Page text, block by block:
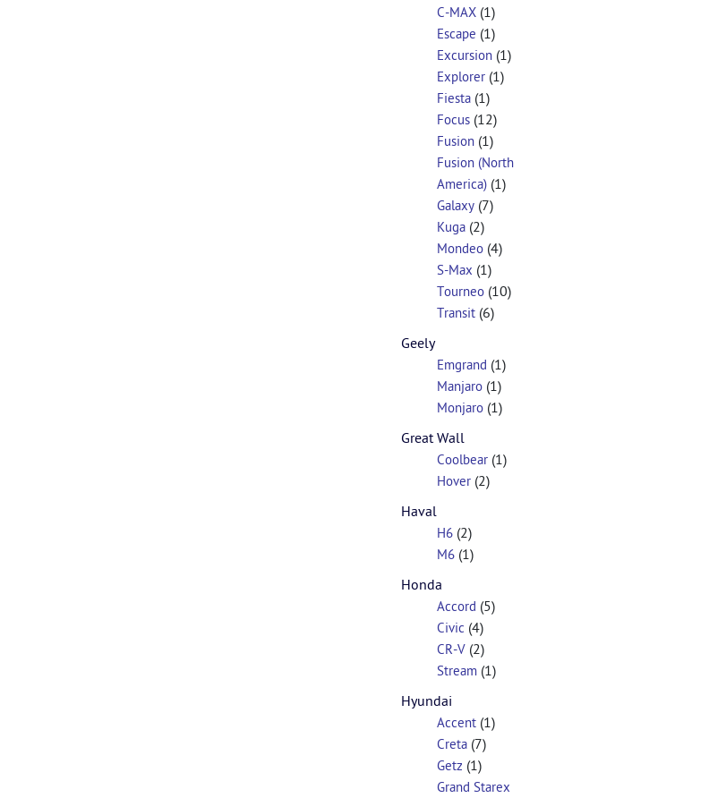
C-MAX(1)
Escape (1)
Excursion(1)
Explorer(1)
Fiesta(1)
Focus(12)
Fusion(1)
Fusion (North
America)(1)
Galaxy(7)
Kuga(2)
Mondeo(4)
S-Max (1)
Tourneo(10)
Transit(6)
Geely
Emgrand (1)
Manjaro(1)
Monjaro(1)
Great Wall
Coolbear(1)
Hover(2)
Haval
H6(2)
M6(1)
Honda
Accord (5)
Civic (4)
CR-V(2)
Stream(1)
Hyundai
Accent(1)
Creta(7)
Getz (1)
Grand Starex